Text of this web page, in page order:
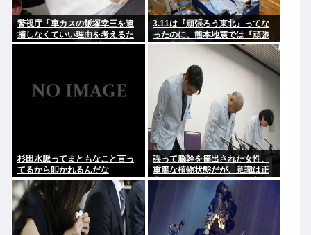
警視庁「車カスの飯塚幸三を逮
捕しなくていい理由を考えるた
めに1000ページもの法解釈書を
3.11は『頑張ろう東北』ってな
ったのに、熊本地震では『頑張
ろう九州』とならなかったのは
杉田水脈ってまともなこと言っ
てるから叩かれるんだな
誤って脳幹を摘出された女性、
重篤な植物状態だが、意識は正
常で何かを思考していると判明